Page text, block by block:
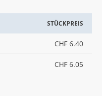
STÜCKPREIS
CHF 6.40
CHF 6.05